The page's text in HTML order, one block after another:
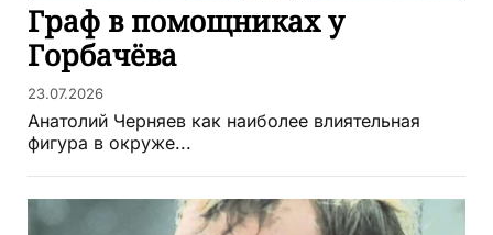
Граф в помощниках у
Горбачёва
23.07.2026
Анатолий Черняев как наиболее влиятельная
фигура в окруже...